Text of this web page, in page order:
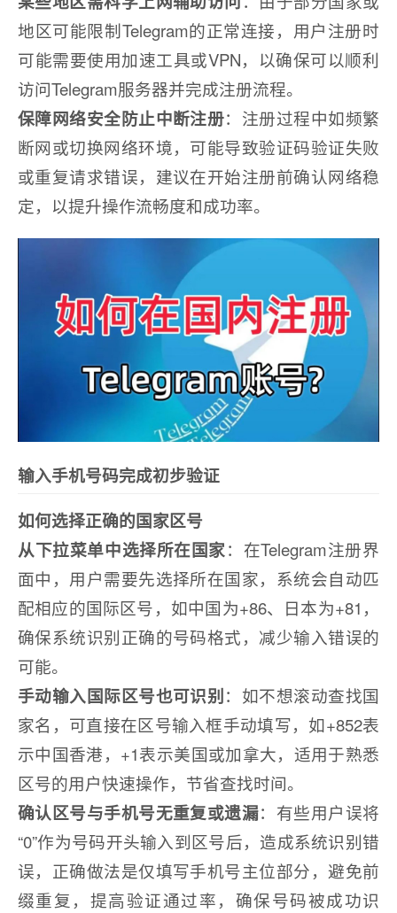
地区可能限制Telegram的正常连接，用户注册时
可能需要使用加速工具或VPN，以确保可以顺利
访问Telegram服务器并完成注册流程。
保障网络安全防止中断注册：注册过程中如频繁
断网或切换网络环境，可能导致验证码验证失败
或重复请求错误，建议在开始注册前确认网络稳
定，以提升操作流畅度和成功率。
输入手机号码完成初步验证
如何选择正确的国家区号
从下拉菜单中选择所在国家：在Telegram注册界
面中，用户需要先选择所在国家，系统会自动匹
配相应的国际区号，如中国为+86、日本为+81，
确保系统识别正确的号码格式，减少输入错误的
可能。
手动输入国际区号也可识别：如不想滚动查找国
家名，可直接在区号输入框手动填写，如+852表
示中国香港，+1表示美国或加拿大，适用于熟悉
区号的用户快速操作，节省查找时间。
确认区号与手机号无重复或遗漏：有些用户误将
“0”作为号码开头输入到区号后，造成系统识别错
误，正确做法是仅填写手机号主位部分，避免前
缀重复，提高验证通过率，确保号码被成功识